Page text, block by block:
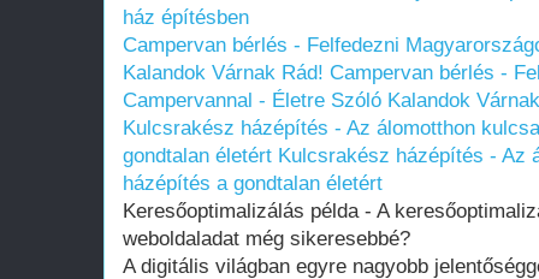
ház építésben
Campervan bérlés - Felfedezni
Kalandok Várnak Rád! Campervan bérlés -
Campervannal - Életre Szóló Kalandok
Kulcsrakész házépítés - Az álomotthon
gondtalan életért Kulcsrakész házépítés - Az
házépítés a gondtalan életért
Keresőoptimalizálás példa - A
weboldaladat még sikeresebbé?
A digitális világban egyre nagyobb